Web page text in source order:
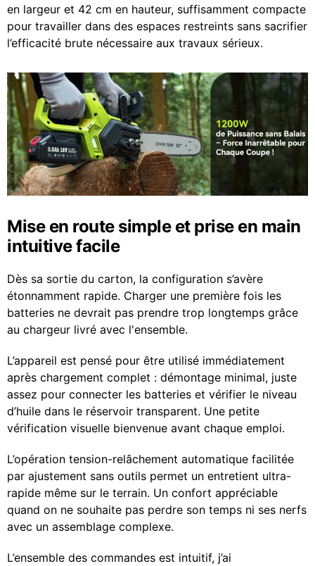
en largeur et 42 cm en hauteur, suffisamment compacte
pour travailler dans des espaces restreints sans sacrifier
l’efficacité brute nécessaire aux travaux sérieux.
Mise en route simple et prise en main
intuitive facile
Dès sa sortie du carton, la configuration s’avère
étonnamment rapide. Charger une première fois les
batteries ne devrait pas prendre trop longtemps grâce
au chargeur livré avec l'ensemble.
L’appareil est pensé pour être utilisé immédiatement
après chargement complet : démontage minimal, juste
assez pour connecter les batteries et vérifier le niveau
d’huile dans le réservoir transparent. Une petite
vérification visuelle bienvenue avant chaque emploi.
L’opération tension-relâchement automatique facilitée
par ajustement sans outils permet un entretient ultra-
rapide même sur le terrain. Un confort appréciable
quand on ne souhaite pas perdre son temps ni ses nerfs
avec un assemblage complexe.
L’ensemble des commandes est intuitif, j’ai